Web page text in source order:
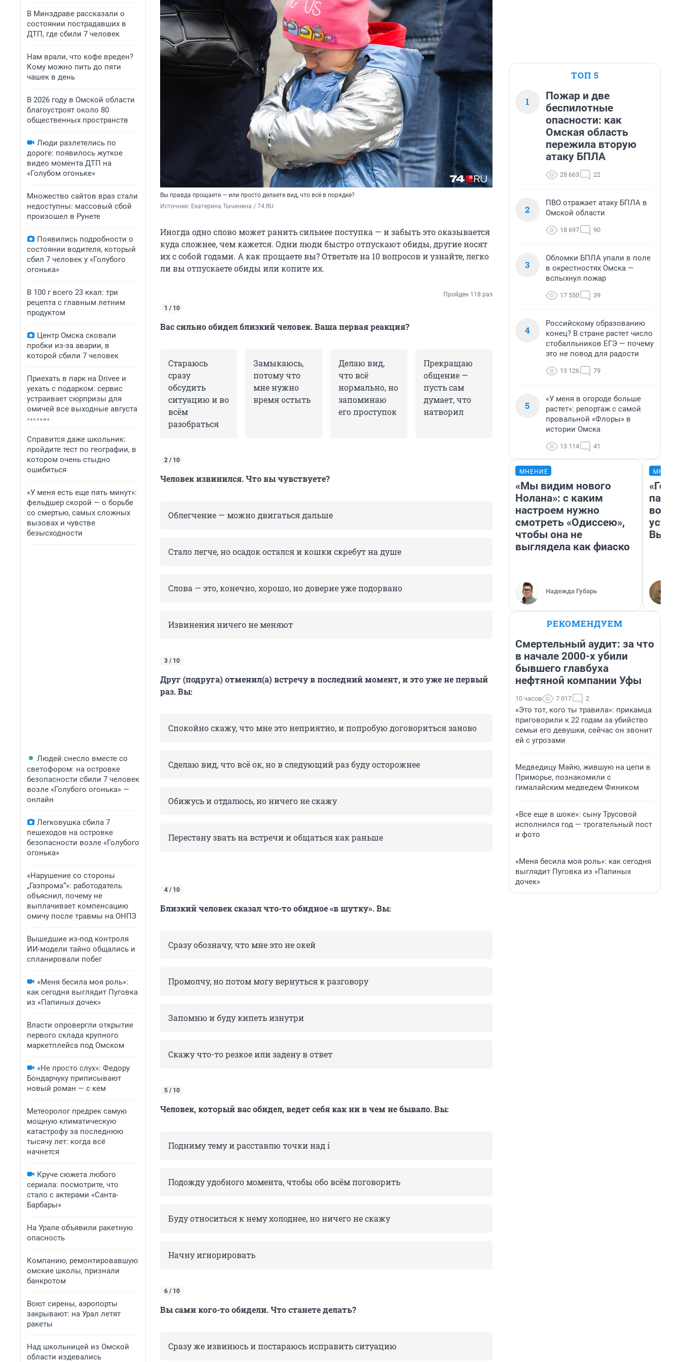
В Минздраве рассказали о
состоянии пострадавших в
ДТП, где сбили 7 человек
Нам врали, что кофе вреден?
Кому можно пить до пяти
чашек в день
В 2026 году в Омской области
благоустроят около 80
общественных пространств
Люди разлетелись по
дороге: появилось жуткое
видео момента ДТП на
«Голубом огоньке»
Множество сайтов враз стали
недоступны: массовый сбой
произошел в Рунете
Появились подробности о
состоянии водителя, который
сбил 7 человек у «Голубого
огонька»
В 100 г всего 23 ккал: три
рецепта с главным летним
продуктом
Центр Омска сковали
пробки из-за аварии, в
которой сбили 7 человек
Приехать в парк на Drivee и
уехать с подарком: сервис
устраивает сюрпризы для
омичей все выходные августа
Справится даже школьник:
пройдите тест по географии, в
котором очень стыдно
ошибиться
«У меня есть еще пять минут»:
фельдшер скорой — о борьбе
со смертью, самых сложных
вызовах и чувстве
безысходности
Людей снесло вместе со
светофором: на островке
безопасности сбили 7 человек
возле «Голубого огонька» —
онлайн
Легковушка сбила 7
пешеходов на островке
безопасности возле «Голубого
огонька»
«Нарушение со стороны
„Газпрома“»: работодатель
объяснил, почему не
выплачивает компенсацию
омичу после травмы на ОНПЗ
Вышедшие из-под контроля
ИИ-модели тайно общались и
спланировали побег
«Меня бесила моя роль»:
как сегодня выглядит Пуговка
из «Папиных дочек»
Власти опровергли открытие
первого склада крупного
маркетплейса под Омском
«Не просто слух»: Федору
Бондарчуку приписывают
новый роман — с кем
Метеоролог предрек самую
мощную климатическую
катастрофу за последнюю
тысячу лет: когда всё
начнется
Круче сюжета любого
сериала: посмотрите, что
стало с актерами «Санта-
Барбары»
На Урале объявили ракетную
опасность
Компанию, ремонтировавшую
омские школы, признали
банкротом
Воют сирены, аэропорты
закрывают: на Урал летят
ракеты
Над школьницей из Омской
области издевались
Вы правда прощаете — или просто делаете вид, что всё в порядке?
Источник: Екатерина Тычинина / 74.RU
Иногда одно слово может ранить сильнее поступка — и забыть это оказывается
куда сложнее, чем кажется. Одни люди быстро отпускают обиды, другие носят
их с собой годами. А как прощаете вы? Ответьте на 10 вопросов и узнайте, легко
ли вы отпускаете обиды или копите их.
Пройден 118 раз
1 / 10
Вас сильно обидел близкий человек. Ваша первая реакция?
Стараюсь
сразу
обсудить
ситуацию и во
всём
разобраться
Замыкаюсь,
потому что
мне нужно
время остыть
Делаю вид,
что всё
нормально, но
запоминаю
его проступок
Прекращаю
общение —
пусть сам
думает, что
натворил
2 / 10
Человек извинился. Что вы чувствуете?
Облегчение — можно двигаться дальше
Стало легче, но осадок остался и кошки скребут на душе
Слова — это, конечно, хорошо, но доверие уже подорвано
Извинения ничего не меняют
3 / 10
Друг (подруга) отменил(а) встречу в последний момент, и это уже не первый
раз. Вы:
Спокойно скажу, что мне это неприятно, и попробую договориться заново
Сделаю вид, что всё ок, но в следующий раз буду осторожнее
Обижусь и отдалюсь, но ничего не скажу
Перестану звать на встречи и общаться как раньше
4 / 10
Близкий человек сказал что-то обидное «в шутку». Вы:
Сразу обозначу, что мне это не окей
Промолчу, но потом могу вернуться к разговору
Запомню и буду кипеть изнутри
Скажу что-то резкое или задену в ответ
5 / 10
Человек, который вас обидел, ведет себя как ни в чем не бывало. Вы:
Подниму тему и расставлю точки над i
Подожду удобного момента, чтобы обо всём поговорить
Буду относиться к нему холоднее, но ничего не скажу
Начну игнорировать
6 / 10
Вы сами кого-то обидели. Что станете делать?
Сразу же извинюсь и постараюсь исправить ситуацию
ТОП 5
1
Пожар и две
беспилотные
опасности: как
Омская область
пережила вторую
атаку БПЛА
28 663 22
2
ПВО отражает атаку БПЛА в
Омской области
18 697 90
3
Обломки БПЛА упали в поле
в окрестностях Омска —
вспыхнул пожар
17 550 39
4
Российскому образованию
конец? В стране растет число
стобалльников ЕГЭ — почему
это не повод для радости
13 126 79
5
«У меня в огороде больше
растет»: репортаж с самой
провальной «Флоры» в
истории Омска
13 114 41
МНЕНИЕ
«Мы видим нового
Нолана»: с каким
настроем нужно
смотреть «Одиссею»,
чтобы она не
выглядела как фиаско
Надежда Губарь
РЕКОМЕНДУЕМ
Смертельный аудит: за что
в начале 2000-х убили
бывшего главбуха
нефтяной компании Уфы
10 часов 7 017 2
«Это тот, кого ты травила»: прикамца
приговорили к 22 годам за убийство
семьи его девушки, сейчас он звонит
ей с угрозами
Медведицу Майю, жившую на цепи в
Приморье, познакомили с
гималайским медведем Фиником
«Все еще в шоке»: сыну Трусовой
исполнился год — трогательный пост
и фото
«Меня бесила моя роль»: как сегодня
выглядит Пуговка из «Папиных
дочек»